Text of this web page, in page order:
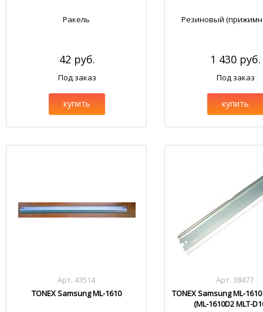
Ракель
42 руб.
Под заказ
купить
Резиновый
1 430 руб.
Под заказ
купить
Арт. 43514
TONEX Samsung ML-1610
Арт. 38477
TONEX Samsung ML-
(ML-1610D2 MLT-